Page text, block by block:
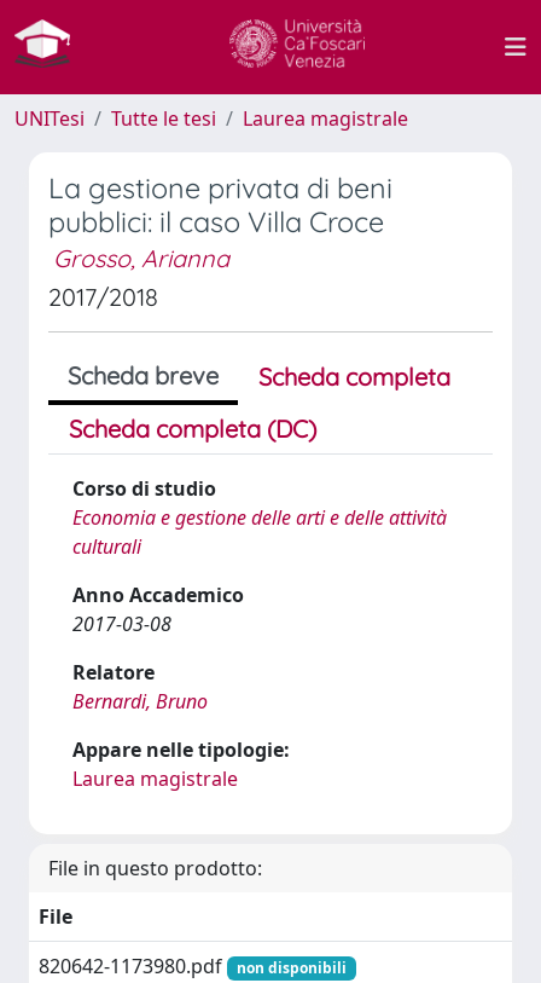
UNITesi Tutte le tesi Laurea magistrale
La gestione privata di beni
pubblici: il caso Villa Croce
Grosso, Arianna
2017/2018
Scheda breve
Scheda completa
Scheda completa (DC)
Corso di studio
Economia e gestione delle arti e delle attività
culturali
Anno Accademico
2017-03-08
Relatore
Bernardi, Bruno
Appare nelle tipologie:
Laurea magistrale
File in questo prodotto:
File
820642-1173980.pdf
non disponibili